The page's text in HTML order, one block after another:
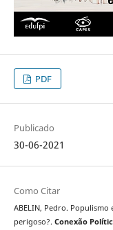
PDF
Publicado
30-06-2021
Como Citar
ABELIN, Pedro. Populismo
perigoso?. Conexão